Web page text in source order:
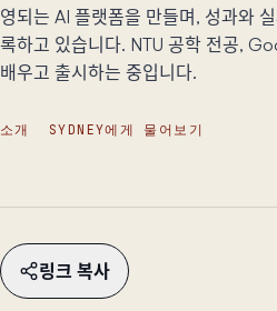
영되는 AI 플랫폼을 만들며, 성과와
록하고 있습니다. NTU 공학 전공,
배우고 출시하는 중입니다.
소개 SYDNEY에게 물어보기
링크 복사